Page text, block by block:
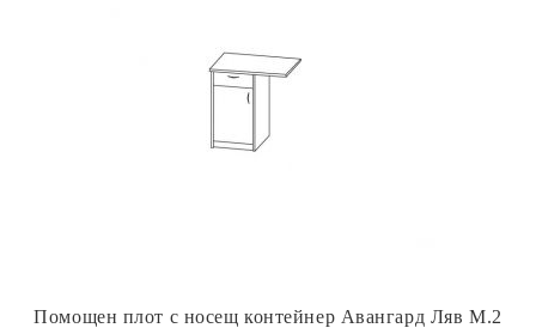
Помощен плот с носещ контейнер Авангард Ляв M.2